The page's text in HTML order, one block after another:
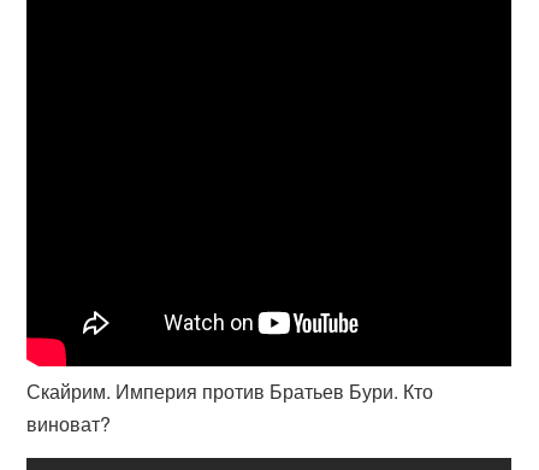
Скайрим. Империя против Братьев Бури. Кто
виноват?